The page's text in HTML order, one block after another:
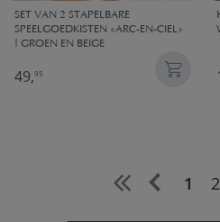
SET VAN 2 STAPELBARE
SPEELGOEDKISTEN «ARC-EN-CIEL»
| GROEN EN BEIGE
49,95
1 2